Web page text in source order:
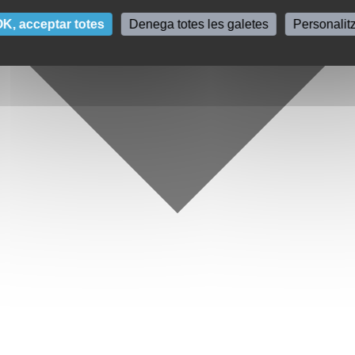
acceptar totes Denega totes les galetes